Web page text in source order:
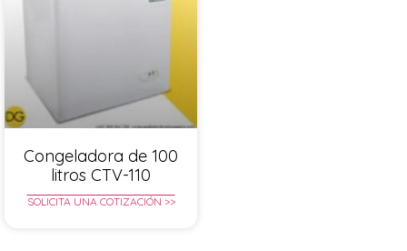
Congeladora de 100
litros CTV-110
SOLICITA UNA COTIZACIÓN >>